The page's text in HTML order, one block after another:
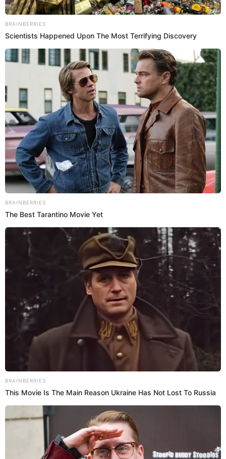
Kurt Villavicencioal enterarse de que Karla asistiría al local
de las alitas que estaban presentando en vivo dijo lo
siguiente: “Ya te veo Karla metida en el local haciendo las
historias de Instagram y TikTok”, pero la conductora de
Préndete no se quedó callada y le respondió, “¿Por qué
todo tiene que ser canje?”.
Ante ello el también conductor dePréndete
sorprendido y solo atinó a decir “¿Vas a pagar?”, y Karla
muy segura aseguró que, si pagaba lo que ella consumía,
sin embargo,Kurt Villavicenciono le creyó nada y le